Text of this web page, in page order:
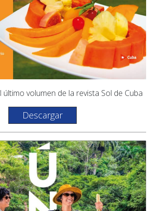
último volumen de la revista Sol de Cuba
Descargar